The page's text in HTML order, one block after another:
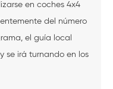
en coches 4x4
del número
el guía local
se irá turnando en los